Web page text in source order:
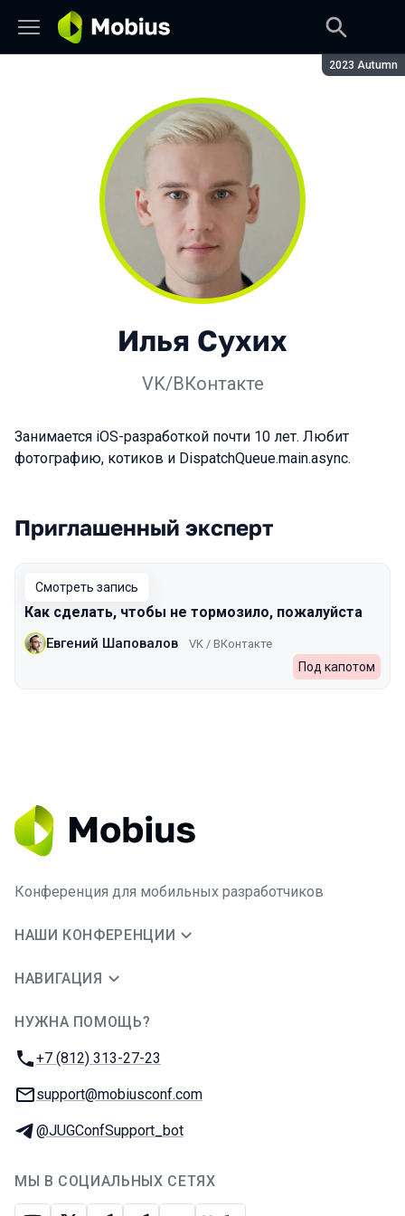
Сезон:
2023 Autumn
Илья Сухих
VK/ВКонтакте
Занимается iOS-разработкой почти 10 лет. Любит
фотографию, котиков и DispatchQueue.main.async.
Выступления в сезоне 2023 Autumn
Приглашенный эксперт
Смотреть запись
Как сделать, чтобы не тормозило, пожалуйста
Евгений Шаповалов VK / ВКонтакте
Под капотом
Конференция для мобильных разработчиков
НАШИ КОНФЕРЕНЦИИ
НАВИГАЦИЯ
НУЖНА ПОМОЩЬ?
Телефон:
+7 (812) 313-27-23
E-mail:
support@mobiusconf.com
Телеграм:
@JUGConfSupport_bot
МЫ В СОЦИАЛЬНЫХ СЕТЯХ